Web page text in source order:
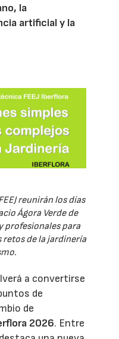
la
artificial y la
reunirán los días
Ágora Verde de
profesionales para
de la jardinería
a convertirse
de
de
2026. Entre